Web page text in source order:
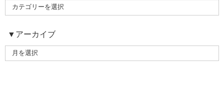
▼アーカイブ